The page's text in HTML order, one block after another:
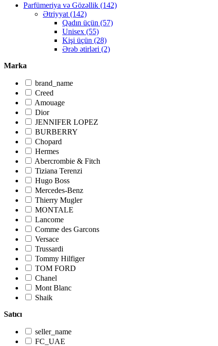
Parfümeriya və Gözəllik (142)
Ətriyyat (142)
Qadın üçün (57)
Unisex (55)
Kişi üçün (28)
Ərəb ətirləri (2)
Marka
brand_name
Creed
Amouage
Dior
JENNIFER LOPEZ
BURBERRY
Chopard
Hermes
Abercrombie & Fitch
Tiziana Terenzi
Hugo Boss
Mercedes-Benz
Thierry Mugler
MONTALE
Lancome
Comme des Garcons
Versace
Trussardi
Tommy Hilfiger
TOM FORD
Chanel
Mont Blanc
Shaik
Satıcı
seller_name
FC_UAE